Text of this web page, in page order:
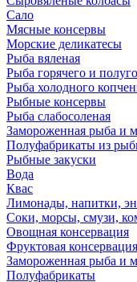
Сало
Мясные консервы
Морские деликатесы
Рыба вяленая
Рыба горячего и
Рыба холодного
Рыбные консервы
Рыба слабосоленая
Замороженная рыба и
Полуфабрикаты из
Рыбные закуски
Вода
Квас
Лимонады, напитки,
Соки, морсы, смузи,
Овощная консервация
Фруктовая консервация
Замороженная рыба и
Полуфабрикаты